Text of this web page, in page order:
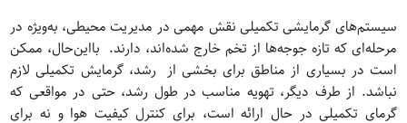
سیستم‌های گرمایشی تکمیلی نقش مهمی در مدیریت محیطی، به‌ویژه در
مرحله‌ای که تازه جوجه‌ها از تخم خارج شده‌اند، دارند. بااین‌حال، ممکن
است در بسیاری از مناطق برای بخشی از رشد، گرمایش تکمیلی لازم
نباشد. از طرف دیگر، تهویه مناسب در طول رشد، حتی در مواقعی که
گرمای تکمیلی در حال ارائه است، برای کنترل کیفیت هوا و نه برای